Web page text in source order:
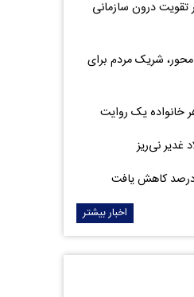
تقویت درون سازمانی
شریک مردم برای
خانواده یک روایت
غدیر نی‌ریز
اخبار بیشتر